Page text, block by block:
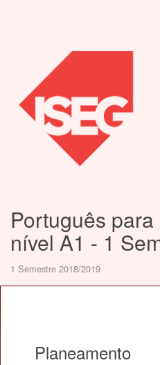
Português
nível A1 - 1
1 Semestre 2018/2019
Planeamento